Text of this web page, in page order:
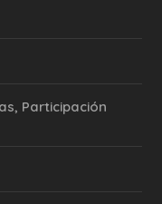
Participación